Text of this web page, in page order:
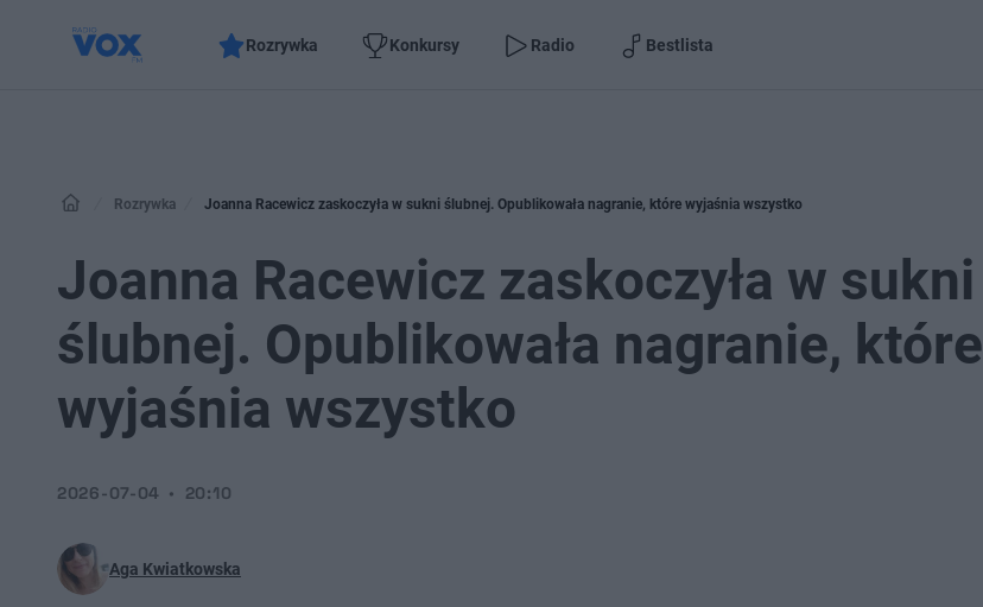
Rozrywka Konkursy Radio Bestlista
Rozrywka Joanna Racewicz zaskoczyła w sukni ślubnej. Opublikowała nagranie, które wyjaśnia wszystko
Joanna Racewicz zaskoczyła w sukni
ślubnej. Opublikowała nagranie, które
wyjaśnia wszystko
Aga Kwiatkowska
2026-07-04 20:10